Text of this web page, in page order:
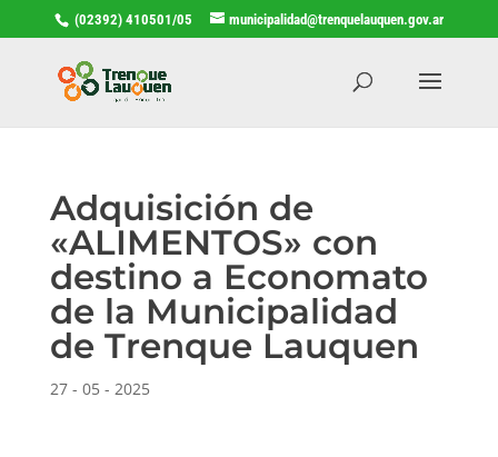
(02392) 410501/05 municipalidad@trenquelauquen.gov.ar
Adquisición de
«ALIMENTOS» con
destino a Economato
de la Municipalidad
de Trenque Lauquen
27 - 05 - 2025